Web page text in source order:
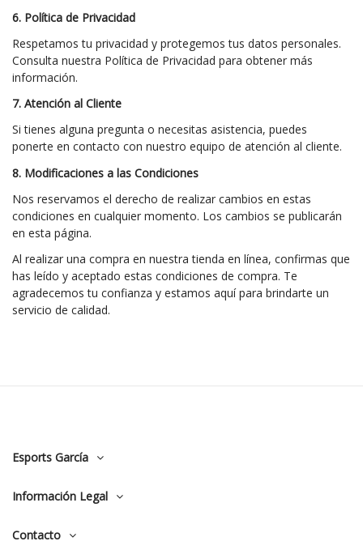
6. Política de Privacidad
Respetamos tu privacidad y protegemos tus datos personales.
Consulta nuestra Política de Privacidad para obtener más
información.
7. Atención al Cliente
Si tienes alguna pregunta o necesitas asistencia, puedes
ponerte en contacto con nuestro equipo de atención al cliente.
8. Modificaciones a las Condiciones
Nos reservamos el derecho de realizar cambios en estas
condiciones en cualquier momento. Los cambios se publicarán
en esta página.
Al realizar una compra en nuestra tienda en línea, confirmas que
has leído y aceptado estas condiciones de compra. Te
agradecemos tu confianza y estamos aquí para brindarte un
servicio de calidad.
Esports García
Información Legal
Contacto